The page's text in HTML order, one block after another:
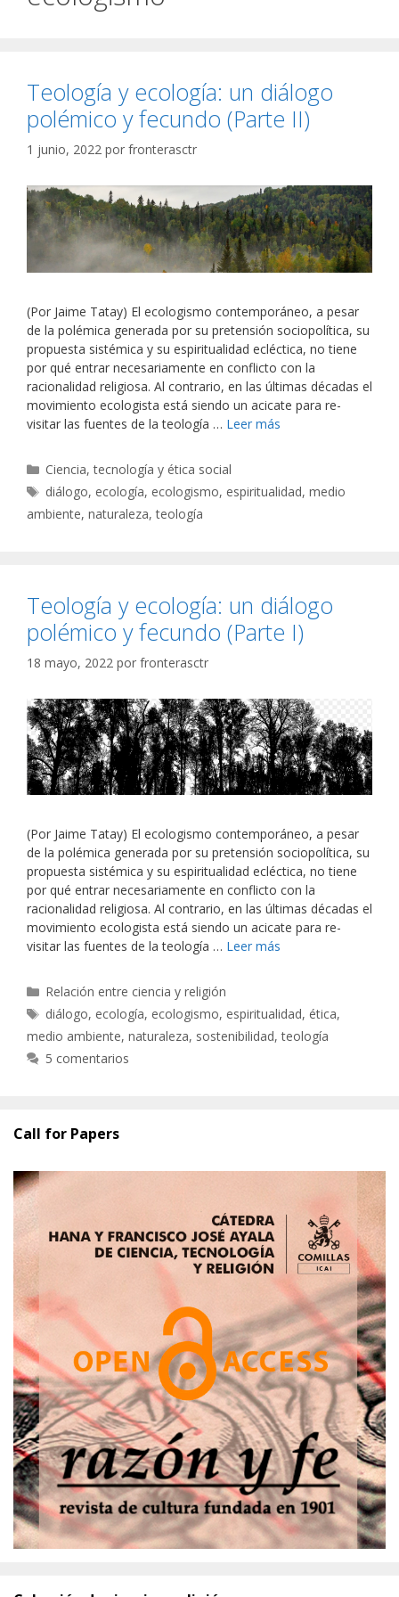
Teología y ecología: un diálogo
polémico y fecundo (Parte II)
1 junio, 2022 por fronterasctr
(Por Jaime Tatay) El ecologismo contemporáneo, a pesar
de la polémica generada por su pretensión sociopolítica, su
propuesta sistémica y su espiritualidad ecléctica, no tiene
por qué entrar necesariamente en conflicto con la
racionalidad religiosa. Al contrario, en las últimas décadas el
movimiento ecologista está siendo un acicate para re-
visitar las fuentes de la teología … Leer más
Categorías
Ciencia, tecnología y ética social
Etiquetas
diálogo, ecología, ecologismo, espiritualidad,medio
ambiente, naturaleza,teología
Teología y ecología: un diálogo
polémico y fecundo (Parte I)
18 mayo, 2022 por fronterasctr
(Por Jaime Tatay) El ecologismo contemporáneo, a pesar
de la polémica generada por su pretensión sociopolítica, su
propuesta sistémica y su espiritualidad ecléctica, no tiene
por qué entrar necesariamente en conflicto con la
racionalidad religiosa. Al contrario, en las últimas décadas el
movimiento ecologista está siendo un acicate para re-
visitar las fuentes de la teología … Leer más
Categorías
Relación entre ciencia y religión
Etiquetas
diálogo, ecología, ecologismo, espiritualidad, ética,
medio ambiente, naturaleza, sostenibilidad,teología
5 comentarios
Call for Papers